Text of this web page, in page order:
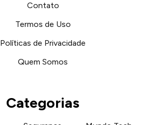
Contato
Termos de Uso
Políticas de Privacidade
Quem Somos
Categorias